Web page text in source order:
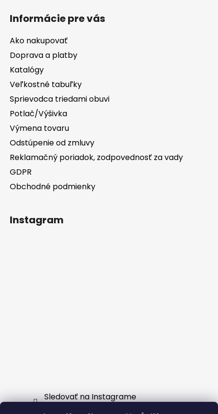
Informácie pre vás
Ako nakupovať
Doprava a platby
Katalógy
Veľkostné tabuľky
Sprievodca triedami obuvi
Potlač/Výšivka
Výmena tovaru
Odstúpenie od zmluvy
Reklamačný poriadok, zodpovednosť za vady
GDPR
Obchodné podmienky
Instagram
Sledovať na Instagrame